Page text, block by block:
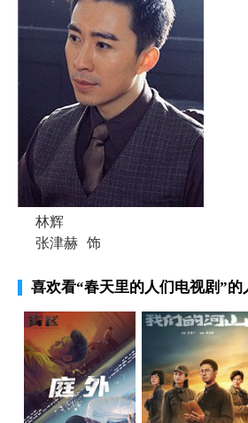
林辉
张津赫 饰
喜欢看“春天里的人们电视剧”的